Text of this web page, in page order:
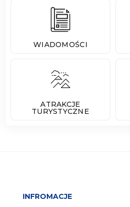
WIADOMOŚCI
ATRAKCJE
TURYSTYCZNE
INFROMACJE